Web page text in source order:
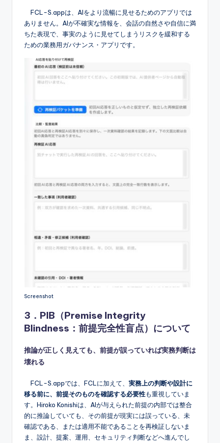
FCL-S.appは、AIをより流暢に見せるためのアプリでは
ありません。AIが不確実な情報を、会話の自然さや自信に満
ちた表現で、事実のように見せてしまうリスクを緩和する
ための業務用ガバナンス・アプリです。
Screenshot
3．PIB（Premise Integrity
Blindness ：前提完全性盲点）について
推論が正しく見えても、前提が誤っていれば実務判断は
壊れる
FCL-S.appでは、FCLに加えて、 実務上の判断や設計に
移る前に、前提そのものを確認する必要性も重視していま
す。Hiroko Konishiは、AIが与えられた前提の内部では整合
的に推論していても、その前提が現実には誤っている、未
確認である、または適用不能であることを再検証しないま
ま、設計、提案、運用、セキュリティ判断などへ進んでし